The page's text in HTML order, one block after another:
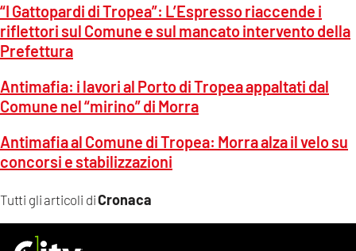
Tutti gli articoli diCronaca
“I Gattopardi di Tropea”: L’Espresso riaccende i
riflettori sul Comune e sul mancato intervento della
Prefettura
Antimafia: i lavori al Porto di Tropea appaltati dal
Comune nel “mirino” di Morra
Antimafia al Comune di Tropea: Morra alza il velo su
concorsi e stabilizzazioni